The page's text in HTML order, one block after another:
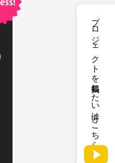
プロジェクトを掲載したい方はこちら